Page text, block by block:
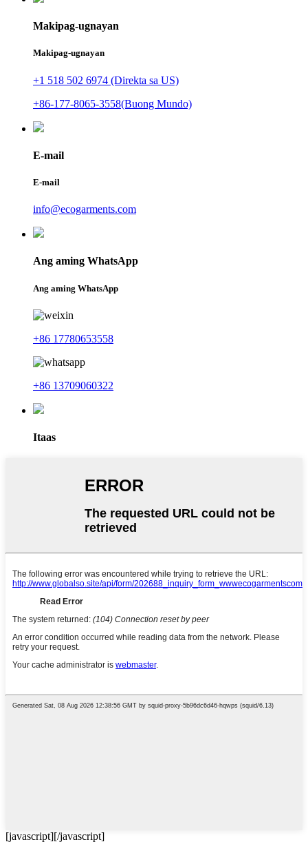
Makipag-ugnayan
Makipag-ugnayan
+1 518 502 6974 (Direkta sa US)
+86-177-8065-3558(Buong Mundo)
E-mail
E-mail
info@ecogarments.com
Ang aming WhatsApp
Ang aming WhatsApp
+86 17780653558
+86 13709060322
Itaas
[javascript][/javascript]